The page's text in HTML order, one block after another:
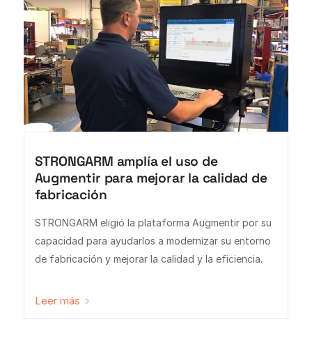
STRONGARM amplía el uso de
Augmentir para mejorar la calidad de
fabricación
STRONGARM eligió la plataforma Augmentir por su
capacidad para ayudarlos a modernizar su entorno
de fabricación y mejorar la calidad y la eficiencia.
Leer más